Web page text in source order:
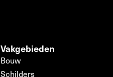
Vakgebieden
Bouw
Schilders